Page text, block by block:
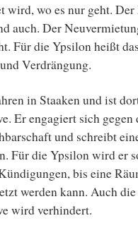
wird, wo es nur geht.
auch. Der
Für die Ypsilon heißt
Verdrängung.
in Staaken und ist
Er engagiert sich gegen
und schreibt
Für die Ypsilon wird er
bis eine
werden kann. Auch
wird verhindert.